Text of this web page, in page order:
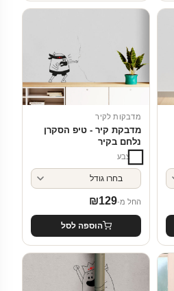
מדבקות לקיר
מדבקת קיר - טיפ הסקרן
נלחם בקיר
צבע
החל מ- ₪129
הוספה לסל